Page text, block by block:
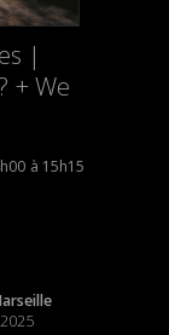
|
+ We
15h15